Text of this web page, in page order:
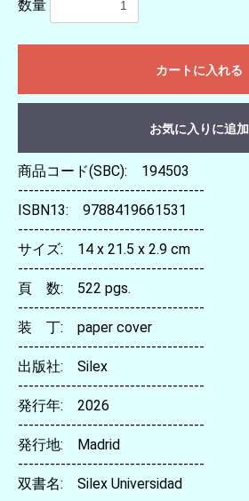
数量
カートに入れる
お気に入りに追加
商品コード(SBC): 194503
-----------------------------------
ISBN13: 9788419661531
-----------------------------------
サイズ: 14 x 21.5 x 2.9 cm
-----------------------------------
頁 数: 522 pgs.
-----------------------------------
装 丁: paper cover
-----------------------------------
出版社: Silex
-----------------------------------
発行年: 2026
-----------------------------------
発行地: Madrid
-----------------------------------
双書名: Silex Universidad